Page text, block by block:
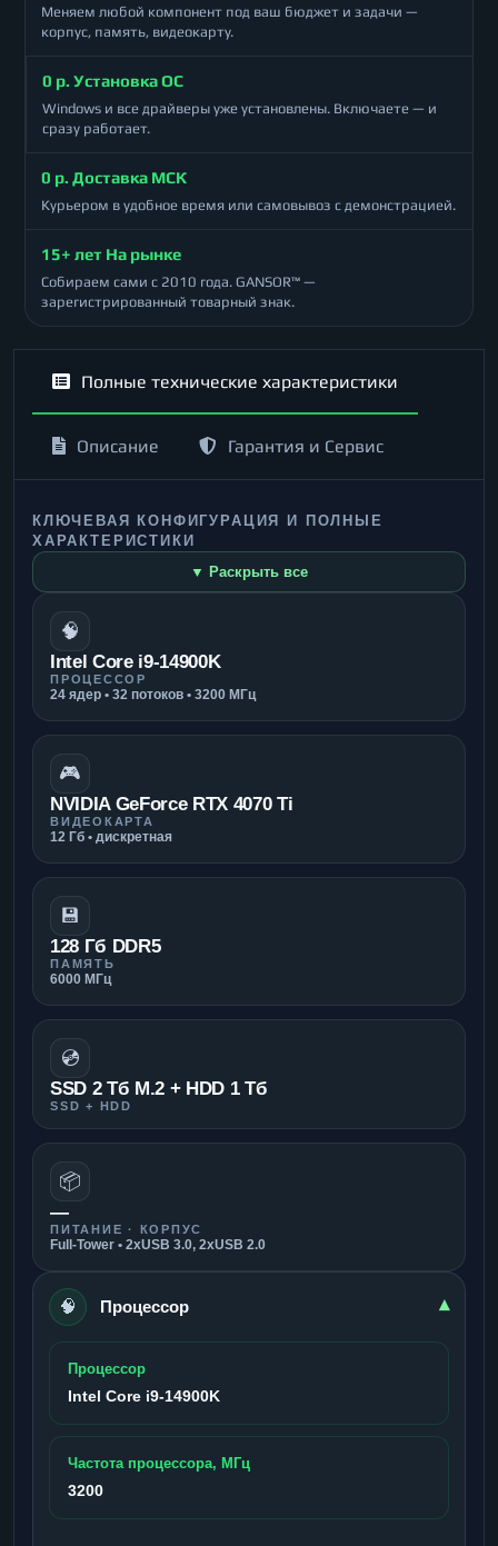
Меняем любой компонент под ваш бюджет и задачи —
корпус, память, видеокарту.
0 р. Установка ОС
Windows и все драйверы уже установлены. Включаете — и
сразу работает.
0 р. Доставка МСК
Курьером в удобное время или самовывоз с демонстрацией.
15+ лет На рынке
Собираем сами с 2010 года. GANSOR™ —
зарегистрированный товарный знак.
Полные технические характеристики
Описание Гарантия и Сервис
КЛЮЧЕВАЯ КОНФИГУРАЦИЯ И ПОЛНЫЕ
ХАРАКТЕРИСТИКИ
▼ Раскрыть все
🧠
Intel Core i9-14900K
ПРОЦЕССОР
24 ядер • 32 потоков • 3200 МГц
🎮
NVIDIA GeForce RTX 4070 Ti
ВИДЕОКАРТА
12 Гб • дискретная
💾
128 Гб DDR5
ПАМЯТЬ
6000 МГц
💿
SSD 2 Тб M.2 + HDD 1 Тб
SSD + HDD
📦
—
ПИТАНИЕ · КОРПУС
Full-Tower • 2xUSB 3.0, 2xUSB 2.0
🧠 Процессор ▾
Процессор
Intel Core i9-14900K
Частота процессора, МГц
3200